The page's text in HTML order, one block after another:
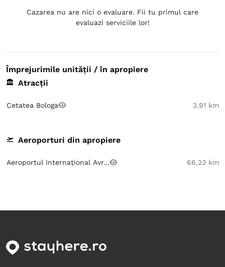
Cazarea nu are nici o evaluare. Fii tu primul care
evaluazi serviciile lor!
Împrejurimile unității / în apropiere
Atracții
Cetatea Bologa 3.91 km
Aeroporturi din apropiere
Aeroportul Internațional Avr... 66.23 km